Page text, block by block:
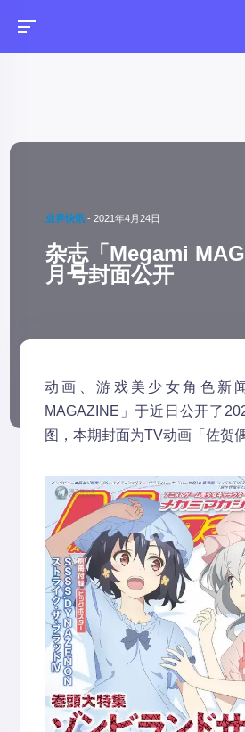
业界快讯 -2021年4月24日
杂志「Megami
月号封面公开
动画、游戏美少女角色新
MAGAZINE」于近日公开了
图，本期封面为TV动画「佐贺